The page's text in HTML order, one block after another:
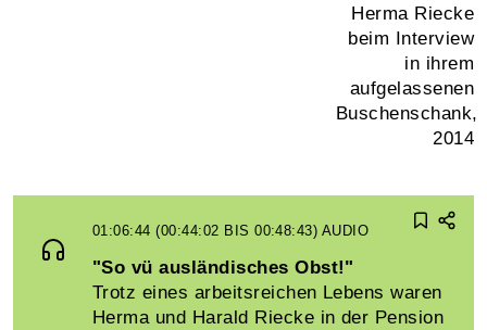
Herma Riecke
beim Interview
in ihrem
aufgelassenen
Buschenschank,
2014
01:06:44 (00:44:02 BIS 00:48:43) AUDIO
"So vü ausländisches Obst!"
Trotz eines arbeitsreichen Lebens waren
Herma und Harald Riecke in der Pension